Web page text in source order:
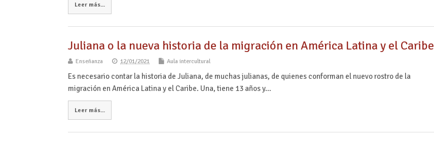
Leer más...
Juliana o la nueva historia de la migración en América Latina y el Caribe
Enseñanza 12/01/2021 Aula intercultural
Es necesario contar la historia de Juliana, de muchas julianas, de quienes conforman el nuevo rostro de la
migración en América Latina y el Caribe. Una, tiene 13 años y…
Leer más...